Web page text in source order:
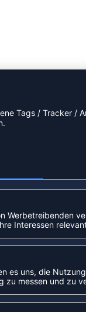
NEW
NEW
-35%